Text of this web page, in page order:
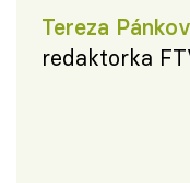
Tereza
redaktorka